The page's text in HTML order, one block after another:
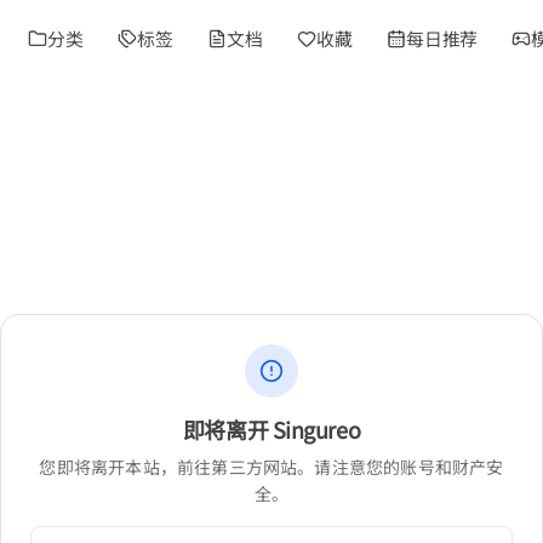
分类 标签 文档 收藏 每日推荐
即将离开 Singureo
您即将离开本站，前往第三方网站。请注意您的账号和财产安
全。